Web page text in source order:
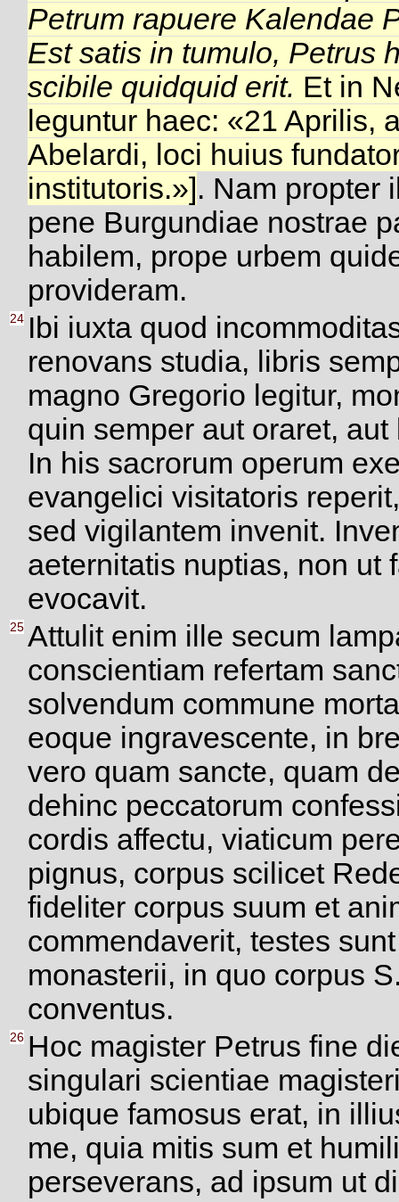
Petrum rapuere Kalendae
Est satis in tumulo, Petrus
scibile quidquid erit. Et in
leguntur haec: «21 Aprilis,
Abelardi, loci huius
institutoris.»]. Nam propter
pene Burgundiae nostrae
habilem, prope urbem
provideram.
24 Ibi iuxta quod
renovans studia, libris
magno Gregorio legitur,
quin semper aut oraret,
In his sacrorum operum
evangelici visitatoris
sed vigilantem invenit.
aeternitatis nuptias, non ut
evocavit.
25 Attulit enim ille secum
conscientiam refertam
solvendum commune
eoque ingravescente, in
vero quam sancte, quam
dehinc peccatorum
cordis affectu, viaticum
pignus, corpus scilicet
fideliter corpus suum et
commendaverit, testes
monasterii, in quo corpus
conventus.
26 Hoc magister Petrus fine
singulari scientiae
ubique famosus erat, in
me, quia mitis sum et
perseverans, ad ipsum ut